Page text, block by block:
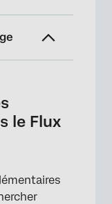
dans
le Flux